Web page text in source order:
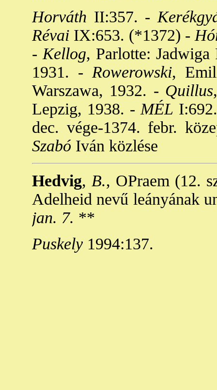
Horváth II:357. -
Révai IX:653. (*1372) -
- Kellog, Parlotte:
1931. - Rowerowski,
Warszawa, 1932. - Quillus
Lepzig, 1938. - MÉL
dec. vége-1374. febr.
Szabó Iván közlése
Hedvig, B., OPraem (12.
Adelheid nevű leányának
jan. 7. **
Puskely 1994:137.